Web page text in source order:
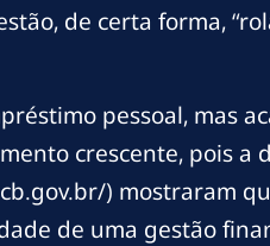
de certa forma,
pessoal, mas
crescente, pois a
) mostraram
de uma gestão